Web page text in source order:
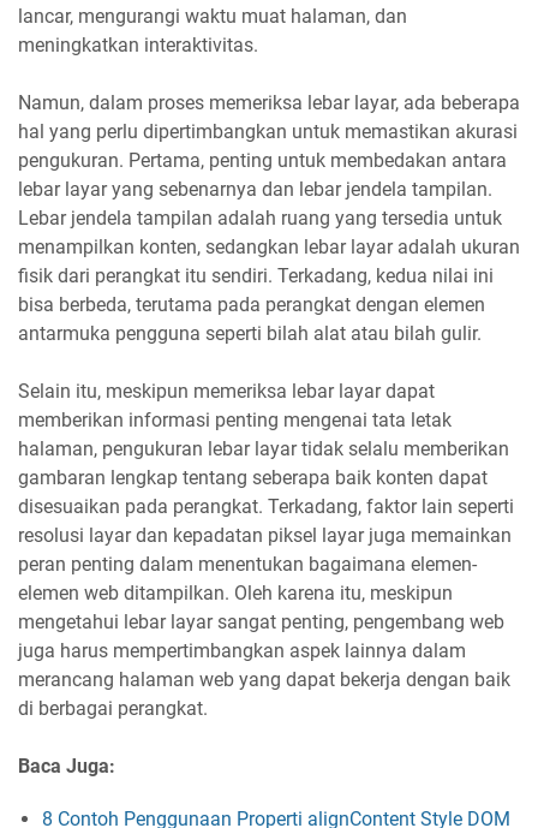
lancar, mengurangi waktu muat halaman, dan
meningkatkan interaktivitas.
Namun, dalam proses memeriksa lebar layar, ada beberapa
hal yang perlu dipertimbangkan untuk memastikan akurasi
pengukuran. Pertama, penting untuk membedakan antara
lebar layar yang sebenarnya dan lebar jendela tampilan.
Lebar jendela tampilan adalah ruang yang tersedia untuk
menampilkan konten, sedangkan lebar layar adalah ukuran
fisik dari perangkat itu sendiri. Terkadang, kedua nilai ini
bisa berbeda, terutama pada perangkat dengan elemen
antarmuka pengguna seperti bilah alat atau bilah gulir.
Selain itu, meskipun memeriksa lebar layar dapat
memberikan informasi penting mengenai tata letak
halaman, pengukuran lebar layar tidak selalu memberikan
gambaran lengkap tentang seberapa baik konten dapat
disesuaikan pada perangkat. Terkadang, faktor lain seperti
resolusi layar dan kepadatan piksel layar juga memainkan
peran penting dalam menentukan bagaimana elemen-
elemen web ditampilkan. Oleh karena itu, meskipun
mengetahui lebar layar sangat penting, pengembang web
juga harus mempertimbangkan aspek lainnya dalam
merancang halaman web yang dapat bekerja dengan baik
di berbagai perangkat.
Baca Juga:
8 Contoh Penggunaan Properti alignContent Style DOM